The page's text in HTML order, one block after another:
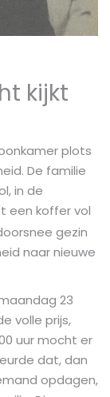
kijkt
plots
De familie
in de
een koffer vol
gezin
naar nieuwe
23
volle prijs,
uur mocht er
dat, dan
opdagen,